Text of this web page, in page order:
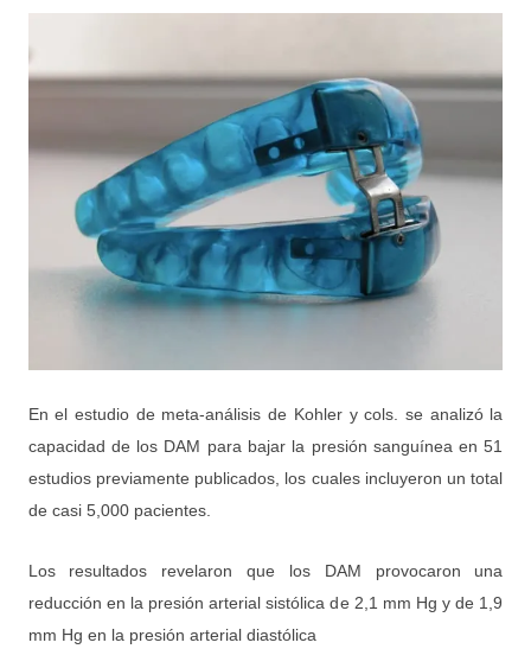
En el estudio de meta-análisis de Kohler y cols. se analizó la
capacidad de los DAM para bajar la presión sanguínea en 51
estudios previamente publicados, los cuales incluyeron un total
de casi 5,000 pacientes.
Los resultados revelaron que los DAM provocaron una
reducción en la presión arterial sistólica de 2,1 mm Hg y de 1,9
mm Hg en la presión arterial diastólica